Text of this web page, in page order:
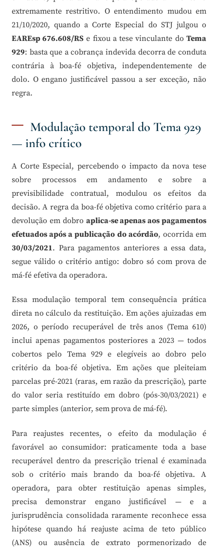
extremamente restritivo. O entendimento mudou em
21/10/2020, quando a Corte Especial do STJ julgou o
EAREsp 676.608/RS e fixou a tese vinculante do Tema
929: basta que a cobrança indevida decorra de conduta
contrária à boa-fé objetiva, independentemente de
dolo. O engano justificável passou a ser exceção, não
regra.
Modulação temporal do Tema 929
— info crítico
A Corte Especial, percebendo o impacto da nova tese
sobre processos em andamento e sobre a
previsibilidade contratual, modulou os efeitos da
decisão. A regra da boa-fé objetiva como critério para a
devolução em dobro aplica-se apenas aos pagamentos
efetuados após a publicação do acórdão, ocorrida em
30/03/2021. Para pagamentos anteriores a essa data,
segue válido o critério antigo: dobro só com prova de
má-fé efetiva da operadora.
Essa modulação temporal tem consequência prática
direta no cálculo da restituição. Em ações ajuizadas em
2026, o período recuperável de três anos (Tema 610)
inclui apenas pagamentos posteriores a 2023 — todos
cobertos pelo Tema 929 e elegíveis ao dobro pelo
critério da boa-fé objetiva. Em ações que pleiteiam
parcelas pré-2021 (raras, em razão da prescrição), parte
do valor seria restituído em dobro (pós-30/03/2021) e
parte simples (anterior, sem prova de má-fé).
Para reajustes recentes, o efeito da modulação é
favorável ao consumidor: praticamente toda a base
recuperável dentro da prescrição trienal é examinada
sob o critério mais brando da boa-fé objetiva. A
operadora, para obter restituição apenas simples,
precisa demonstrar engano justificável — e a
jurisprudência consolidada raramente reconhece essa
hipótese quando há reajuste acima de teto público
(ANS) ou ausência de extrato pormenorizado de